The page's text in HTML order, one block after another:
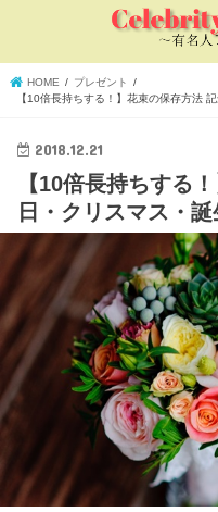
HOME
プレゼント
【10倍長持ちする！】花束の保存方法
2018.12.21
【10倍長持ちする
日・クリスマス・